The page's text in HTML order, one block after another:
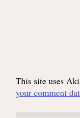
This site uses
your comment